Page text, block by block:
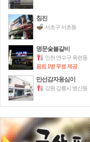
칭진
서초구 서초동
명문숯불갈비
인천 연수구 옥련동
음료 1병 무료 제공
만선감자옹심이
강원 강릉시 병산동